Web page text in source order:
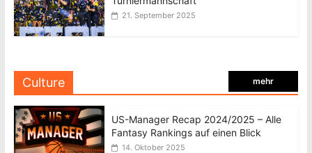
21. September 2025
Culture mehr
US-Manager Recap 2024/2025 – Alle
Fantasy Rankings auf einen Blick
14. Oktober 2025